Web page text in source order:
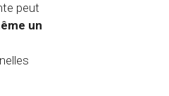
peut
un